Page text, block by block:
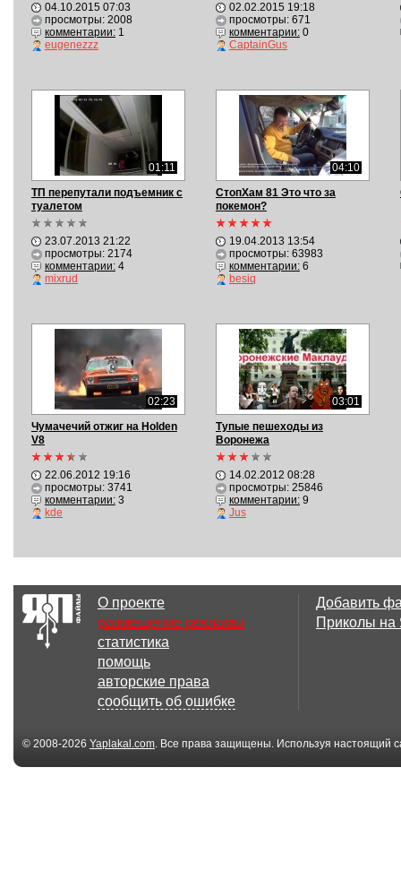
04.10.2015 07:03
просмотры: 2008
комментарии:1
eugenezzz
02.02.2015 19:18
просмотры: 671
комментарии:0
CaptainGus
01:11
ТП перепутали подъемник с
туалетом
23.07.2013 21:22
просмотры: 2174
комментарии:4
mixrud
04:10
СтопХам 81 Это что за
покемон?
19.04.2013 13:54
просмотры: 63983
комментарии:6
besiq
02:23
Чумачечий отжиг на Holden
V8
22.06.2012 19:16
просмотры: 3741
комментарии:3
kde
03:01
Тупые пешеходы из
Воронежа
14.02.2012 08:28
просмотры: 25846
комментарии:9
Jus
О проекте
размещение рекламы
статистика
помощь
авторские права
сообщить об ошибке
Добавить
Приколы
© 2008-2026 Yaplakal.com. Все права защищены. Используя настоящий